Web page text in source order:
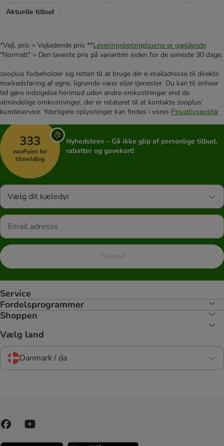
Aktuelle tilbud
*Vejl. pris = Vejledende pris **Leveringsbetingelserne er gældende
"Normalt" = Den laveste pris på varianten inden for de seneste 30 dage.
zooplus forbeholder sig retten til at bruge din e-mailadresse til direkte
markedsføring af egne, lignende varer eller tjenester. Du kan til enhver
tid gøre indsigelse herimod uden andre omkostninger end de
almindelige omkostninger, der er relateret til at kontakte zooplus'
kundeservice. Yderligere oplysninger kan findes i vores Privatlivspolitik
333
zooPoint for
tilmelding
Nyhedsbrev – Gå ikke glip af personlige tilbud,
rabatter og gavekort!
Vælg dit kæledyr
Tilmeld
Service
Fordelsprogrammer
Shoppen
Vælg land
Danmark / da